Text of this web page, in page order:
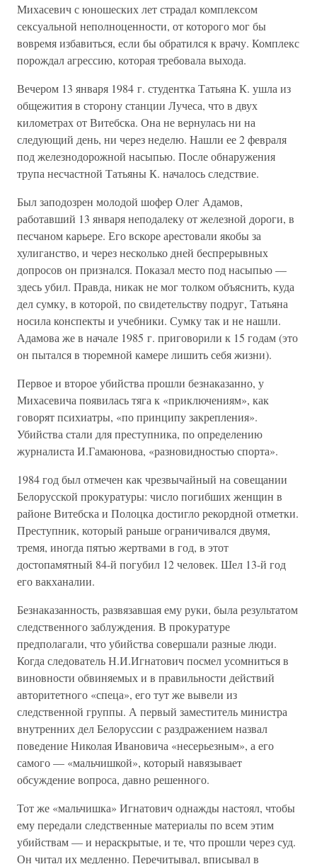
Михасевич с юношеских лет страдал комплексом
сексуальной неполноценности, от которого мог бы
вовремя избавиться, если бы обратился к врачу. Комплекс
порождал агрессию, которая требовала выхода.
Вечером 13 января 1984 г. студентка Татьяна К. ушла из
общежития в сторону станции Лучеса, что в двух
километрах от Витебска. Она не вернулась ни на
следующий день, ни через неделю. Нашли ее 2 февраля
под железнодорожной насыпью. После обнаружения
трупа несчастной Татьяны К. началось следствие.
Был заподозрен молодой шофер Олег Адамов,
работавший 13 января неподалеку от железной дороги, в
песчаном карьере. Его вскоре арестовали якобы за
хулиганство, и через несколько дней беспрерывных
допросов он признался. Показал место под насыпью —
здесь убил. Правда, никак не мог толком объяснить, куда
дел сумку, в которой, по свидетельству подруг, Татьяна
носила конспекты и учебники. Сумку так и не нашли.
Адамова же в начале 1985 г. приговорили к 15 годам (это
он пытался в тюремной камере лишить себя жизни).
Первое и второе убийства прошли безнаказанно, у
Михасевича появилась тяга к «приключениям», как
говорят психиатры, «по принципу закрепления».
Убийства стали для преступника, по определению
журналиста И.Гамаюнова, «разновидностью спорта».
1984 год был отмечен как чрезвычайный на совещании
Белорусской прокуратуры: число погибших женщин в
районе Витебска и Полоцка достигло рекордной отметки.
Преступник, который раньше ограничивался двумя,
тремя, иногда пятью жертвами в год, в этот
достопамятный 84-й погубил 12 человек. Шел 13-й год
его вакханалии.
Безнаказанность, развязавшая ему руки, была результатом
следственного заблуждения. В прокуратуре
предполагали, что убийства совершали разные люди.
Когда следователь Н.И.Игнатович посмел усомниться в
виновности обвиняемых и в правильности действий
авторитетного «спеца», его тут же вывели из
следственной группы. А первый заместитель министра
внутренних дел Белоруссии с раздражением назвал
поведение Николая Ивановича «несерьезным», а его
самого — «мальчишкой», который навязывает
обсуждение вопроса, давно решенного.
Тот же «мальчишка» Игнатович однажды настоял, чтобы
ему передали следственные материалы по всем этим
убийствам — и нераскрытые, и те, что прошли через суд.
Он читал их медленно. Перечитывал, вписывал в